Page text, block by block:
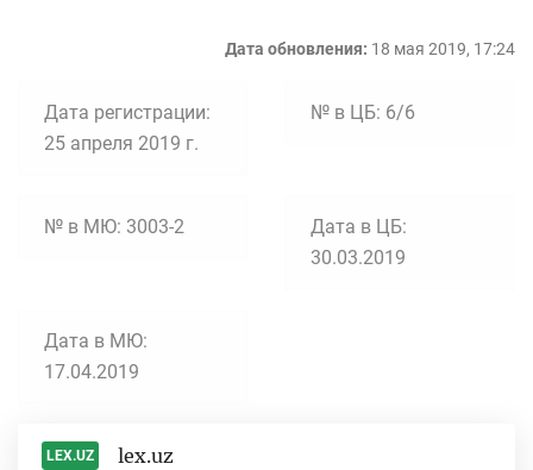
Дата обновления: 18 мая 2019, 17:24
Дата регистрации:
25 апреля 2019 г.
№ в ЦБ: 6/6
№ в МЮ: 3003-2
Дата в ЦБ:
30.03.2019
Дата в МЮ:
17.04.2019
LEX.UZ lex.uz